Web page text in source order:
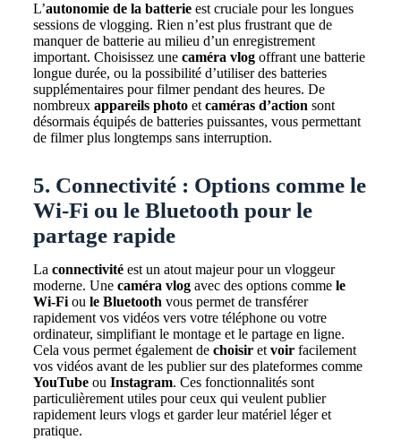
L’autonomie de la batterieest cruciale pour les longues
sessions de vlogging. Rien n’est plus frustrant que de
manquer de batterie au milieu d’un enregistrement
important. Choisissez une caméra vlogoffrant une batterie
longue durée, ou la possibilité d’utiliser des batteries
supplémentaires pour filmer pendant des heures. De
nombreux appareils photoet caméras d’action sont
désormais équipés de batteries puissantes, vous permettant
de filmer plus longtemps sans interruption.
5. Connectivité : Options comme le
Wi-Fi ou le Bluetooth pour le
partage rapide
La connectivitéest un atout majeur pour un vloggeur
moderne. Une caméra vlogavec des options comme le
Wi-Fiou le Bluetooth vous permet de transférer
rapidement vos vidéos vers votre téléphone ou votre
ordinateur, simplifiant le montage et le partage en ligne.
Cela vous permet également de choisiret voirfacilement
vos vidéos avant de les publier sur des plateformes comme
YouTubeou Instagram. Ces fonctionnalités sont
particulièrement utiles pour ceux qui veulent publier
rapidement leurs vlogs et garder leur matériel léger et
pratique.